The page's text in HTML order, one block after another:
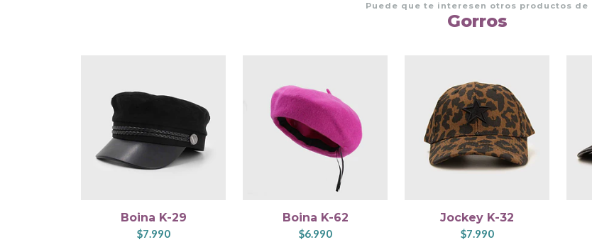
Puede que te interesen otros productos de
Gorros
Boina K-29
$7.990
Boina K-62
$6.990
Jockey K-32
$7.990